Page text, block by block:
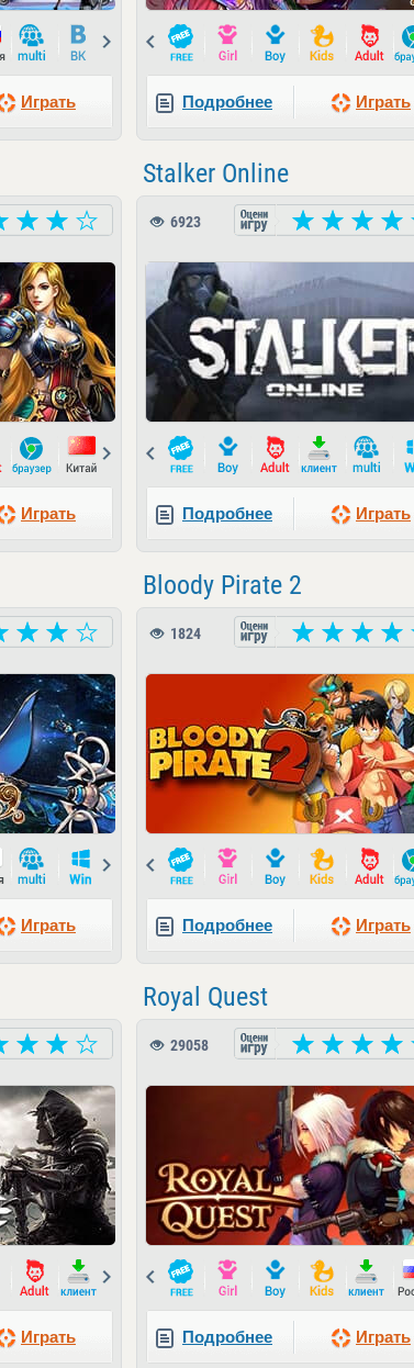
Играть
Prev
Подробнее Играть
Играть
Stalker Online
6923
Prev
Подробнее Играть
Играть
Bloody Pirate 2
1824
Prev
Подробнее Играть
Играть
Royal Quest
29058
Prev
Подробнее Играть